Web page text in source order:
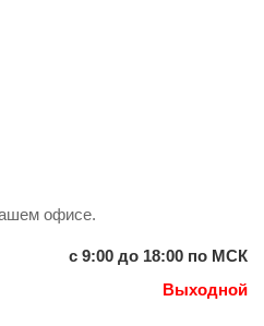
офисе.
с 9:00 до 18:00 по МСК
Выходной